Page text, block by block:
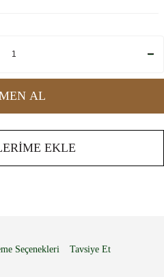
AL
EKLE
Seçenekleri Tavsiye Et